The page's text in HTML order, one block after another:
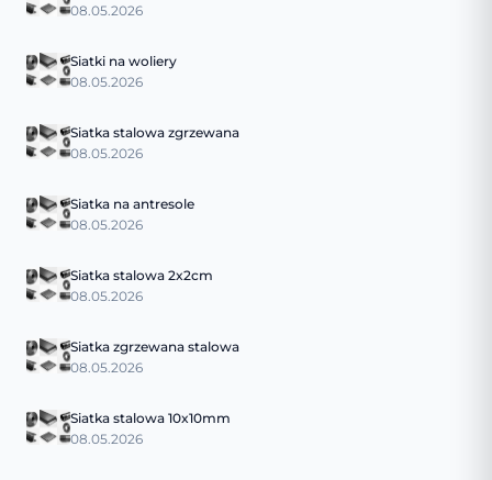
08.05.2026
Siatki na woliery
08.05.2026
Siatka stalowa zgrzewana
08.05.2026
Siatka na antresole
08.05.2026
Siatka stalowa 2x2cm
08.05.2026
Siatka zgrzewana stalowa
08.05.2026
Siatka stalowa 10x10mm
08.05.2026